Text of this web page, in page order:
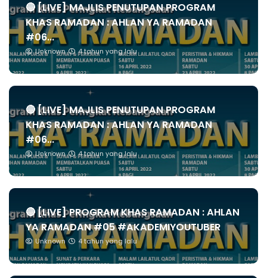
🔴 [LIVE] MAJLIS PENUTUPAN PROGRAM
KHAS RAMADAN : AHLAN YA RAMADAN
#06...
Unknown 4 tahun yang lalu
🔴 [LIVE] MAJLIS PENUTUPAN PROGRAM
KHAS RAMADAN : AHLAN YA RAMADAN
#06...
Unknown 4 tahun yang lalu
🔴 [LIVE] PROGRAM KHAS RAMADAN : AHLAN
YA RAMADAN #05 #AKADEMIYOUTUBER
Unknown 4 tahun yang lalu